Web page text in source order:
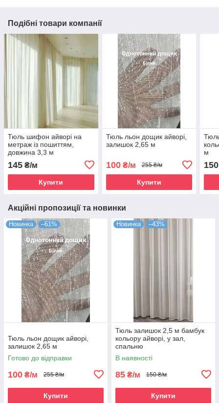
Подібні товари компанії
Тюль шифон айворі на
метраж із пошиттям,
довжина 3,3 м
145 ₴/м
Купити
Тюль льон дощик айворі,
залишок 2,65 м
100₴/м 255 ₴/м
Купити
м
150
Акційні пропозиції та новинки
Новинка –61%
Тюль льон дощик айворі,
залишок 2,65 м
Готово до відправки
100 ₴/м 255 ₴/м
Купити
Новинка –43%
Тюль залишок 2,5 м бамбук
кольору айворі, у зал,
спальню
В наявності
85 ₴/м 150 ₴/м
Купити